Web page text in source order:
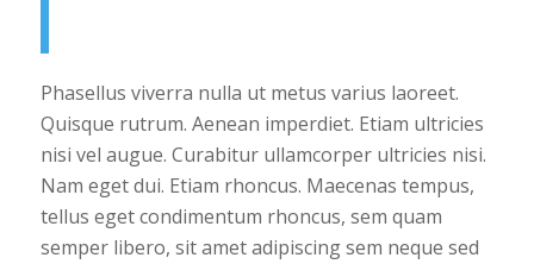
Phasellus viverra nulla ut metus varius laoreet.
Quisque rutrum. Aenean imperdiet. Etiam ultricies
nisi vel augue. Curabitur ullamcorper ultricies nisi.
Nam eget dui. Etiam rhoncus. Maecenas tempus,
tellus eget condimentum rhoncus, sem quam
semper libero, sit amet adipiscing sem neque sed